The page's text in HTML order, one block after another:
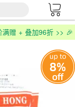
赠 + 叠加96折 >> 🎉